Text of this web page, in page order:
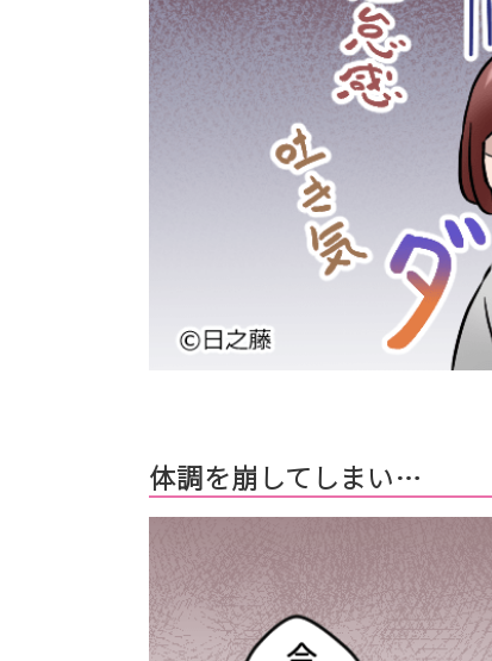
体調を崩してしまい…